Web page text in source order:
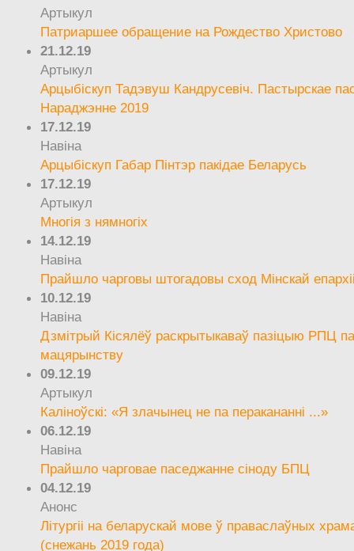
Артыкул
Патриаршее обращение на Рождество Христово
21.12.19
Артыкул
Арцыбіскуп Тадэвуш Кандрусевіч. Пастырскае
Нараджэнне 2019
17.12.19
Навіна
Арцыбіскуп Габар Пінтэр пакідае Беларусь
17.12.19
Артыкул
Многія з нямногіх
14.12.19
Навіна
Прайшло чарговы штогадовы сход Мінскай
10.12.19
Навіна
Дзмітрый Кісялёў раскрытыкаваў пазіцыю РПЦ
мацярынству
09.12.19
Артыкул
Каліноўскі: «Я злачынец не па перакананні ...»
06.12.19
Навіна
Прайшло чарговае паседжанне сіноду БПЦ
04.12.19
Анонс
Літургіі на беларускай мове ў праваслаўных
(снежань 2019 года)